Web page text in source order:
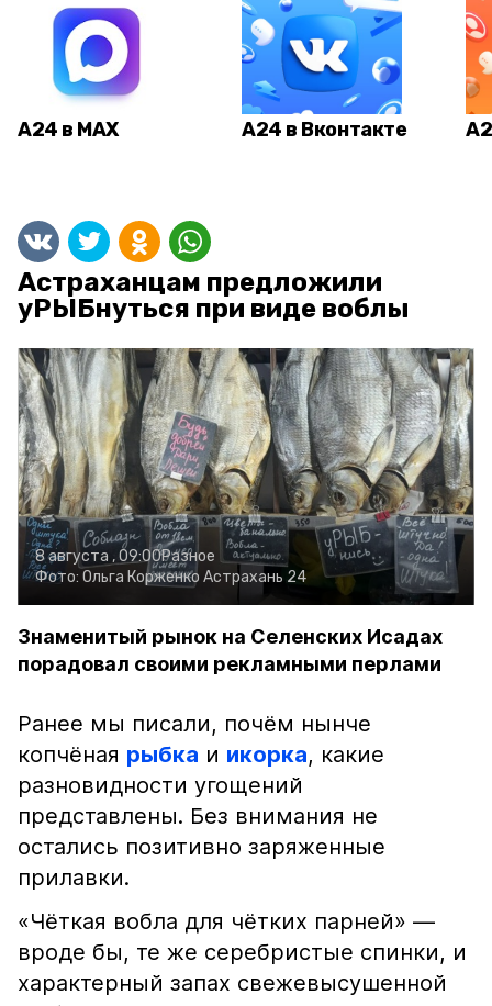
А24 в MAX А24 в Вконтакте
Астраханцам предложили
уРЫБнуться при виде воблы
8 августа , 09:00Разное
Фото: Ольга Корженко Астрахань 24
Знаменитый рынок на Селенских Исадах
порадовал своими рекламными перлами
Ранее мы писали, почём нынче
копчёная рыбка и икорка, какие
разновидности угощений
представлены. Без внимания не
остались позитивно заряженные
прилавки.
«Чёткая вобла для чётких парней» —
вроде бы, те же серебристые спинки, и
характерный запах свежевысушенной